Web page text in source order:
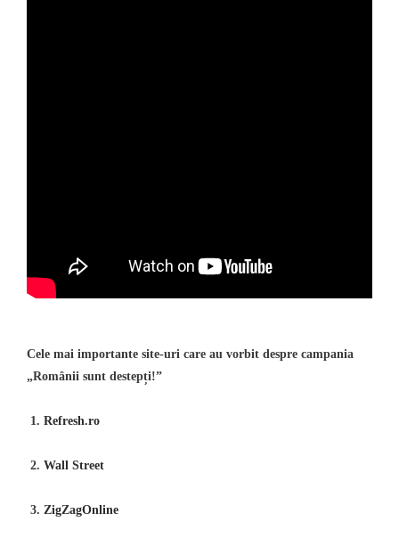
Cele mai importante site-uri care au vorbit despre campania
„Românii sunt destepți!”
1. Refresh.ro
2. Wall Street
3. ZigZagOnline